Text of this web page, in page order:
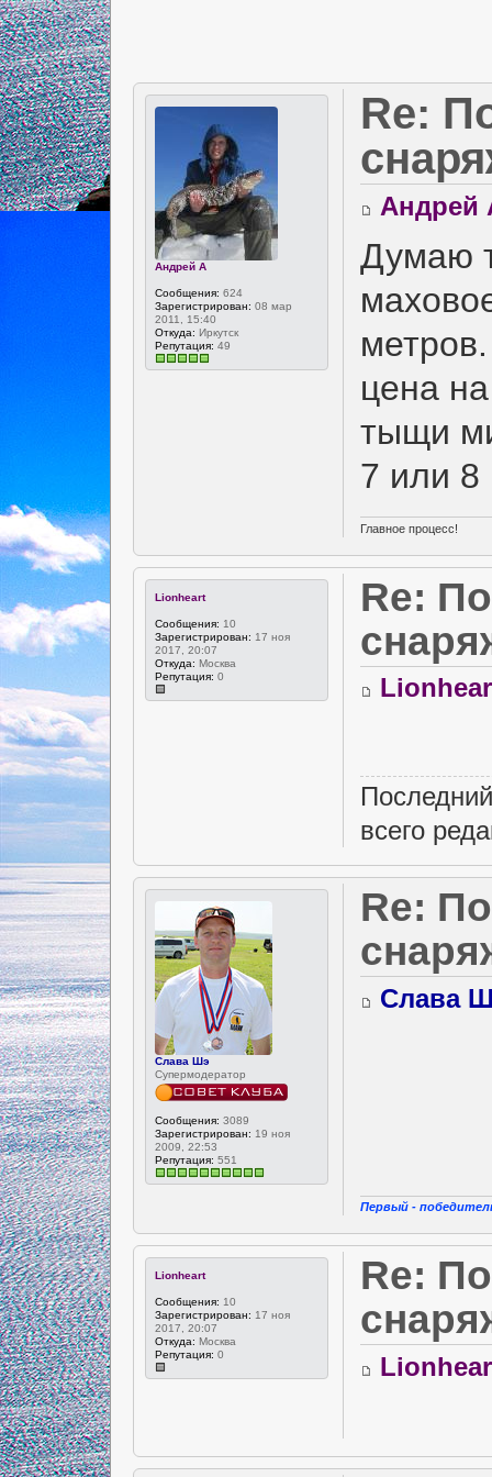
Андрей А
Сообщения: 624
Зарегистрирован: 08 мар
2011, 15:40
Откуда: Иркутск
Репутация: 49
Re:
Андрей
Думаю
цена
тыщи
7 или
Главное процесс!
Lionheart
Сообщения: 10
Зарегистрирован: 17 ноя
2017, 20:07
Откуда: Москва
Репутация: 0
Re:
всего
Слава Шэ
Супермодератор
Сообщения: 3089
Зарегистрирован: 19 ноя
2009, 22:53
Репутация: 551
Re:
Слава
Первый -
Lionheart
Сообщения: 10
Зарегистрирован: 17 ноя
2017, 20:07
Откуда: Москва
Репутация: 0
Re: